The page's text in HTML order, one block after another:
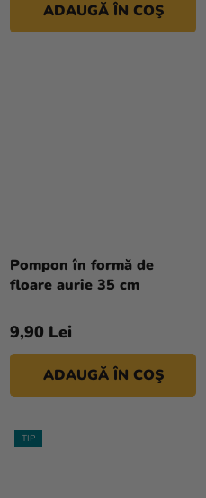
ADAUGĂ ÎN COŞ
Pompon în formă de
floare aurie 35 cm
9,90 Lei
ADAUGĂ ÎN COŞ
TIP